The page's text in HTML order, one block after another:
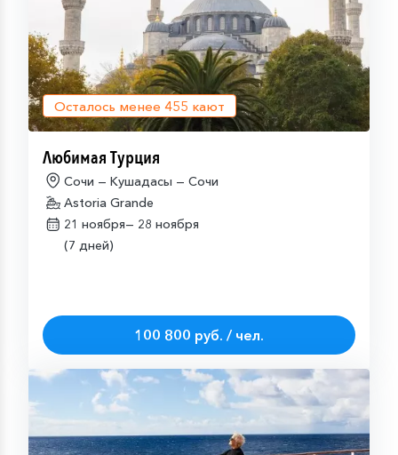
Осталось менее 455 кают
Любимая Турция
Сочи — Кушадасы — Сочи
Astoria Grande
21 ноября— 28 ноября
(7 дней)
100 800 руб. / чел.